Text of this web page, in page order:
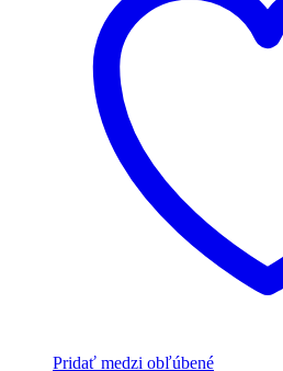
Pridať medzi obľúbené